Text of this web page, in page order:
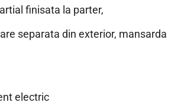
finisata la parter,
separata din exterior, mansarda
electric